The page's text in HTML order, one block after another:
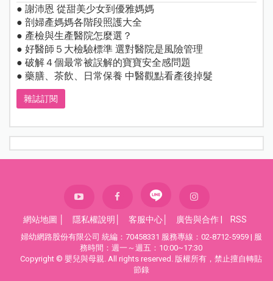
● 謝沛恩 從甜美少女到優雅媽媽
● 剖婦產媽媽各階段照護大全
● 產檢與生產醫院怎麼選？
● 好醫師５大檢驗標準 選對醫院是風險管理
● 破解４個最常被誤解的寶寶安全感問題
● 藥膳、茶飲、日常保養 中醫觀點看產後掉髮
雜誌訂閱
網站地圖 隱私權說明 客服中心 廣告與合作 RSS
婦幼網路股份有限公司 統編：70458331 服務專線：02-8712-5959 | 服
務時間：週一～週五：10:00~17:30
Copyright © 嬰兒與母親. All rights reserved. 版權所有，禁止擅自轉貼
節錄